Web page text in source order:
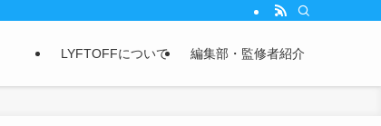
LYFTOFFについて 編集部・監修者紹介